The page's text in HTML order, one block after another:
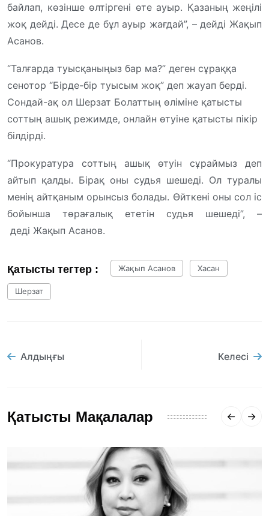
байлап, көзінше өлтіргені өте ауыр. Қазаның жеңілі
жоқ дейді. Десе де бұл ауыр жағдай”, – дейді Жақып
Асанов.
“Талғарда туысқаныңыз бар ма?” деген сұраққа
сенотор “Бірде-бір туысым жоқ” деп жауап берді.
Сондай-ақ ол Шерзат Болаттың өліміне қатысты
соттың ашық режимде, онлайн өтуіне қатысты пікір
білдірді.
“Прокуратура соттың ашық өтуін сұраймыз деп
айтып қалды. Бірақ оны судья шешеді. Ол туралы
менің айтқаным орынсыз болады. Өйткені оны сол іс
бойынша төрағалық ететін судья шешеді”, –
деді Жақып Асанов.
Қатысты тегтер : Жақып Асанов Хасан
Шерзат
Алдыңғы Келесі
Қатысты Мақалалар